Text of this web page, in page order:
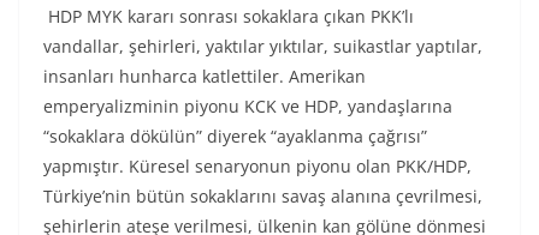
HDP MYK kararı sonrası sokaklara çıkan PKK’lı
vandallar, şehirleri, yaktılar yıktılar, suikastlar yaptılar,
insanları hunharca katlettiler. Amerikan
emperyalizminin piyonu KCK ve HDP, yandaşlarına
“sokaklara dökülün” diyerek “ayaklanma çağrısı”
yapmıştır. Küresel senaryonun piyonu olan PKK/HDP,
Türkiye’nin bütün sokaklarını savaş alanına çevrilmesi,
şehirlerin ateşe verilmesi, ülkenin kan gölüne dönmesi